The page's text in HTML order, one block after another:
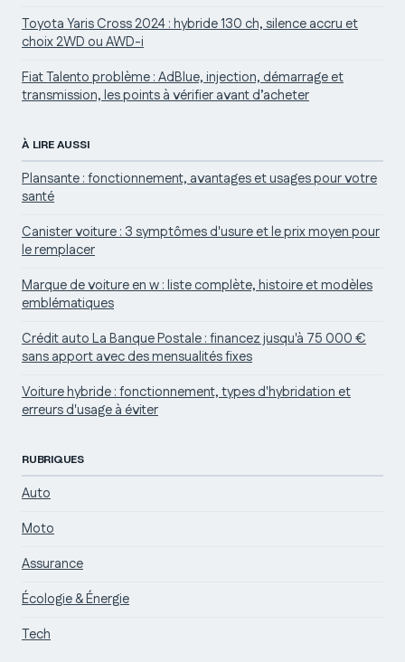
Toyota Yaris Cross 2024 : hybride 130 ch, silence accru et
choix 2WD ou AWD-i
Fiat Talento problème : AdBlue, injection, démarrage et
transmission, les points à vérifier avant d’acheter
À LIRE AUSSI
Plansante : fonctionnement, avantages et usages pour votre
santé
Canister voiture : 3 symptômes d'usure et le prix moyen pour
le remplacer
Marque de voiture en w : liste complète, histoire et modèles
emblématiques
Crédit auto La Banque Postale : financez jusqu'à 75 000 €
sans apport avec des mensualités fixes
Voiture hybride : fonctionnement, types d'hybridation et
erreurs d'usage à éviter
RUBRIQUES
Auto
Moto
Assurance
Écologie & Énergie
Tech